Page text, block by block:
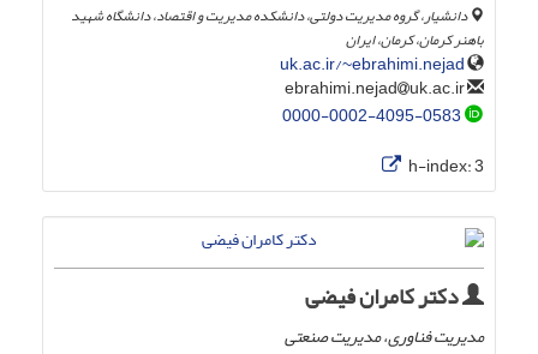
دانشیار، گروه مدیریت دولتی، دانشکده مدیریت و اقتصاد، دانشگاه شهید
باهنر کرمان، کرمان، ایران
uk.ac.ir/~ebrahimi.nejad
uk.ac.ir
0000-0002-4095-0583
h-index:3
دکتر کامران فیضی
مدیریت فناوری، مدیریت صنعتی